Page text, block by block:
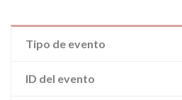
Tipo de evento
ID del evento